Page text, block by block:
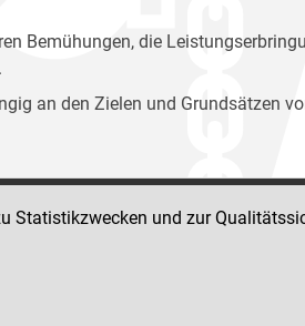
Bemühungen, die
an den Zielen und Grundsätzen
Statistikzwecken und zur